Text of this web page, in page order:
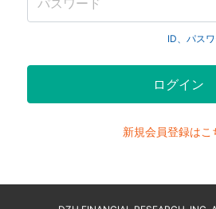
ID、パス
新規会員登録はこ